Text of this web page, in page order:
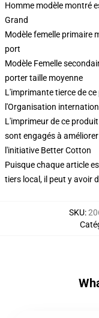
Homme modèle montré
Grand
Modèle femelle primaire
port
Modèle Femelle
porter taille moyenne
L'imprimante tierce de
l'Organisation
L'imprimeur de ce
sont engagés à
l'initiative Better Cotton
Puisque chaque article
tiers local, il peut y avoir
SKU: